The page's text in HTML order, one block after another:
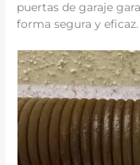
puertas de garaje
forma segura y eficaz.